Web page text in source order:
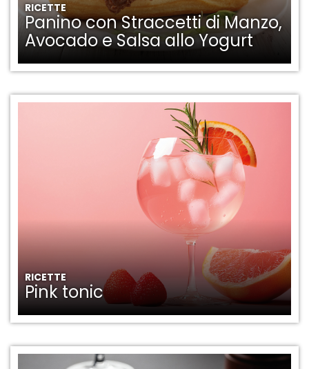
RICETTE
Panino con Straccetti di Manzo,
Avocado e Salsa allo Yogurt
RICETTE
Pink tonic